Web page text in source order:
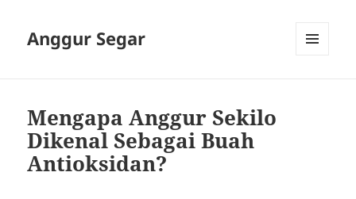
Anggur Segar
Mengapa Anggur Sekilo
Dikenal Sebagai Buah
Antioksidan?